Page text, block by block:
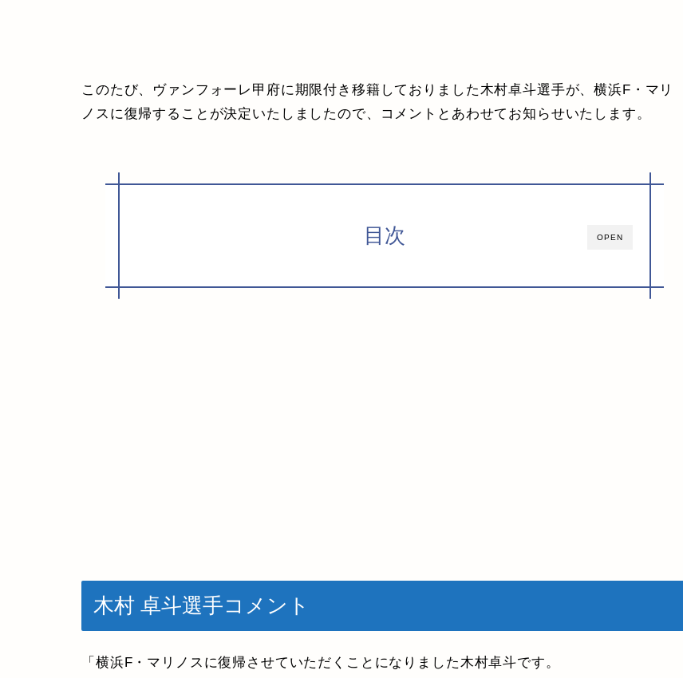
このたび、ヴァンフォーレ甲府に期限付き移籍しておりました木村卓斗選手が、横浜F・マリ
ノスに復帰することが決定いたしましたので、コメントとあわせてお知らせいたします。
OPEN
目次
木村 卓斗選手コメント
「横浜F・マリノスに復帰させていただくことになりました木村卓斗です。